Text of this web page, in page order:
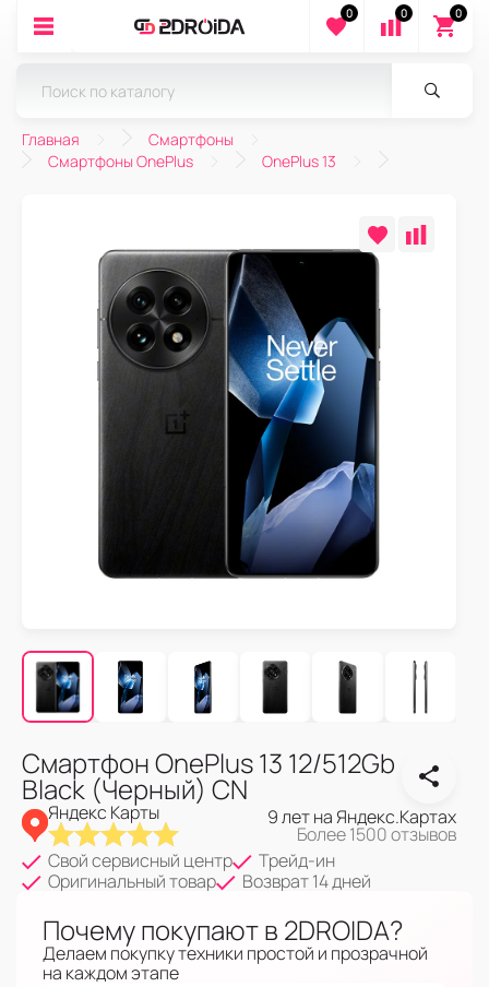
0 0 0
Главная
Смартфоны
Смартфоны OnePlus
OnePlus 13
Смартфон OnePlus 13 12/512Gb
Black (Черный) CN
Яндекс Карты 9 лет на Яндекс.Картах
Более 1500 отзывов
Свой сервисный центр
Трейд-ин
Оригинальный товар
Возврат 14 дней
Почему покупают в 2DROIDA?
Делаем покупку техники простой и прозрачной
на каждом этапе